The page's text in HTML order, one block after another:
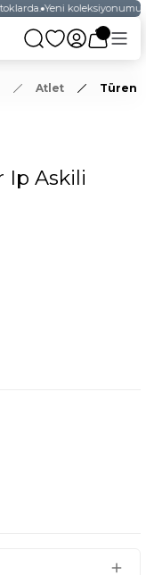
Yeni
Atlet Türen
Ip Askili